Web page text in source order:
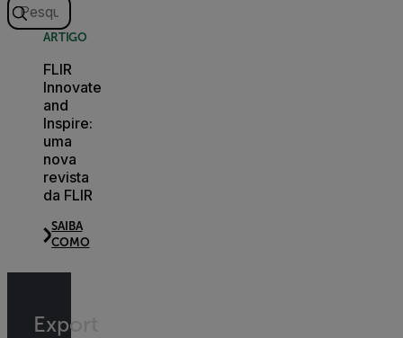
ARTIGO
FLIR
Innovate
and
Inspire:
uma
nova
revista
da FLIR
SAIBA
COMO
Export